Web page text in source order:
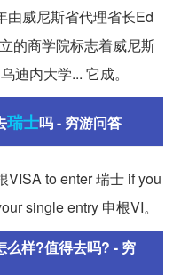
由威尼斯省代理省长Ed
的商学院标志着威尼斯
迪内大学... 它成。
瑞士吗 - 穷游问答
VISA to enter 瑞士 if you
single entry 申根VI。
么样?值得去吗? - 穷